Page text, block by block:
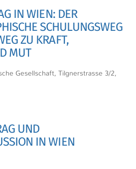
IN WIEN: DER
SCHULUNGSWEG
ZU KRAFT,
MUT
Gesellschaft, Tilgnerstrasse 3/2,
UND
IN WIEN